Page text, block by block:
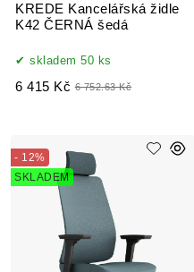
KREDE Kancelářská židle
K42 ČERNÁ šedá
skladem 50 ks
6 415 Kč 6 752.63 Kč
- 12%
SKLADEM